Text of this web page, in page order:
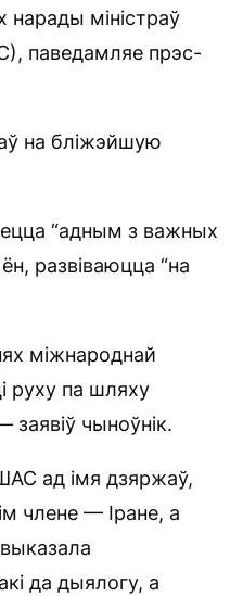
міністраў
паведамляе прэс-
на бліжэйшую
“адным з важных
развіваюцца “на
міжнароднай
руху па шляху
заявіў чыноўнік.
ад імя дзяржаў,
члене — Іране, а
да дыялогу, а